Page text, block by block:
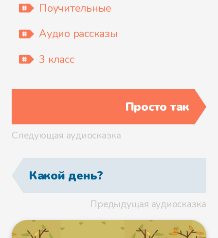
Поучительные
Аудио рассказы
3 класс
Просто так
Следующая аудиосказка
Какой день?
Предыдущая аудиосказка